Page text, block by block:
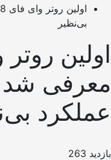
اولین
بی‌نظیر
شد